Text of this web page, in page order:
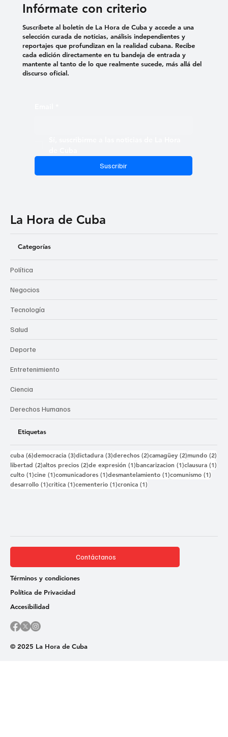
Infórmate con criterio
Suscribir
Suscríbete al boletín de La Hora de Cuba y accede a una
selección curada de noticias, análisis independientes y
reportajes que profundizan en la realidad cubana. Recibe
cada edición directamente en tu bandeja de entrada y
mantente al tanto de lo que realmente sucede, más allá del
discurso oficial.
La Hora de Cuba
Categorías
Política
Negocios
Tecnología
Salud
Deporte
Entretenimiento
Ciencia
Derechos Humanos
Etiquetas
cuba (6)6 entradas
democracia (3)3 entradas
dictadura (3)3 entradas
derechos (2)2 entradas
camagüey (2)2 entradas
mundo (2)
libertad (2)2 entradas
altos precios (2)2 entradas
de expresión (1)1 entrada
bancarizacion (1)1 entrada
clausura (1)
culto (1)1 entrada
cine (1)1 entrada
comunicadores (1)1 entrada
desmantelamiento (1)1 entrada
comunismo (1)
desarrollo (1)1 entrada
critica (1)1 entrada
cementerio (1)1 entrada
cronica (1)
© 2025 La Hora de Cuba
Contáctanos
Términos y condiciones
Política de Privacidad
Accesibilidad